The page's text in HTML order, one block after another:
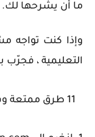
ما أن يشرحها لك.
وإذا كنت تواجه
التعليمية ، فجرّب
11 طرق ممتعة وفعالة لتعلم مفردات اللغة الإنجليزية